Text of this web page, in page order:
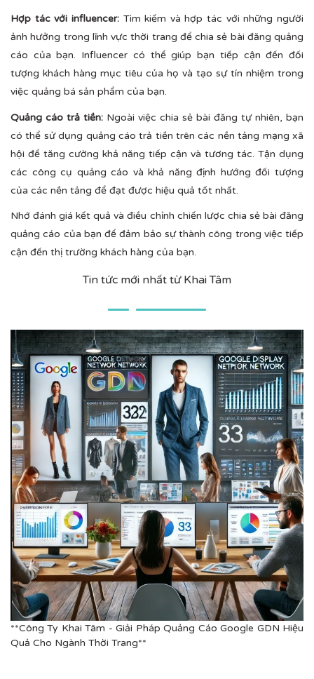
Hợp tác với influencer:Tìm kiếm và hợp tác với những người
ảnh hưởng trong lĩnh vực thời trang để chia sẻ bài đăng quảng
cáo của bạn. Influencer có thể giúp bạn tiếp cận đến đối
tượng khách hàng mục tiêu của họ và tạo sự tín nhiệm trong
việc quảng bá sản phẩm của bạn.
Quảng cáo trả tiền: Ngoài việc chia sẻ bài đăng tự nhiên, bạn
có thể sử dụng quảng cáo trả tiền trên các nền tảng mạng xã
hội để tăng cường khả năng tiếp cận và tương tác. Tận dụng
các công cụ quảng cáo và khả năng định hướng đối tượng
của các nền tảng để đạt được hiệu quả tốt nhất.
Nhớ đánh giá kết quả và điều chỉnh chiến lược chia sẻ bài đăng
quảng cáo của bạn để đảm bảo sự thành công trong việc tiếp
cận đến thị trường khách hàng của bạn.
Tin tức mới nhất từ Khai Tâm
**Công Ty Khai Tâm - Giải Pháp Quảng Cáo Google GDN Hiệu
Quả Cho Ngành Thời Trang**